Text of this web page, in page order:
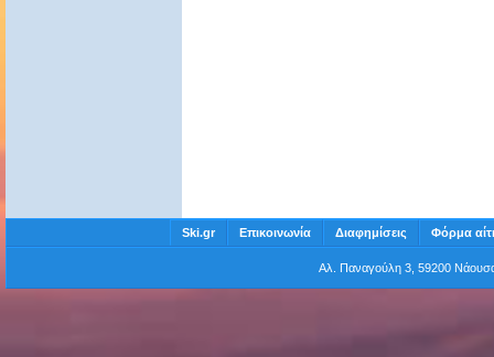
Ski.gr Επικοινωνία Διαφημίσεις Φόρμα
Αλ. Παναγούλη 3, 59200